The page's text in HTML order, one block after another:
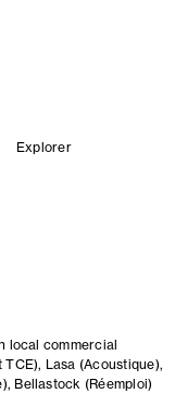
Explorer
local commercial
TCE), Lasa (Acoustique),
Bellastock (Réemploi)